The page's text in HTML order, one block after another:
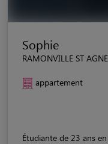
Sophie
RAMONVILLE ST
appartement
Étudiante de 23 ans